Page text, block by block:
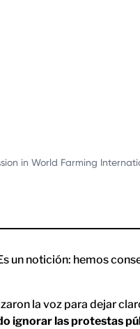
in World Farming
un notición: hemos
la voz para dejar
ignorar las protestas